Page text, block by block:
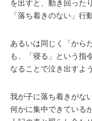
「落ち着きのない」行
あるいは同じく「から
も、「寝る」という指
なることで泣き出すよ
我が子に落ち着きがな
何かに集中できている